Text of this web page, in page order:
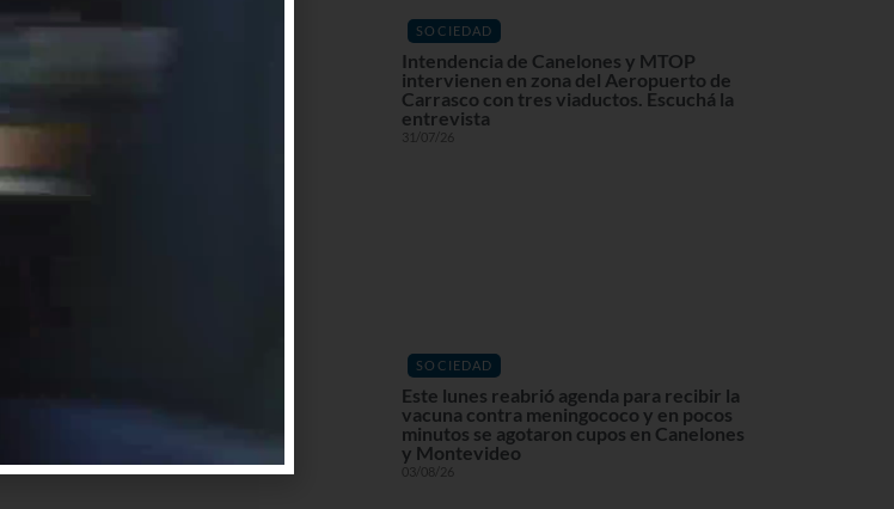
SOCIEDAD
Intendencia de Canelones y MTOP
intervienen en zona del Aeropuerto de
Carrasco con tres viaductos. Escuchá la
entrevista
31/07/26
SOCIEDAD
Este lunes reabrió agenda para recibir la
vacuna contra meningococo y en pocos
minutos se agotaron cupos en Canelones
y Montevideo
03/08/26